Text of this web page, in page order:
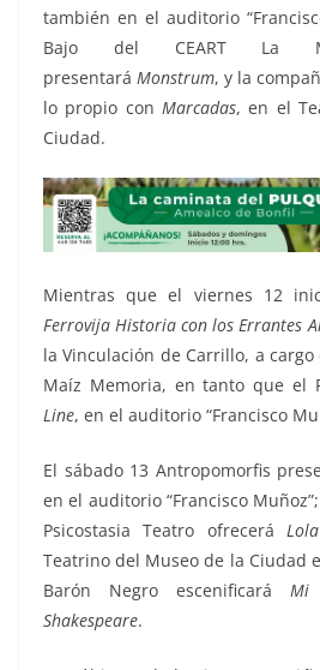
también en el auditorio
Bajo del CEART La
presentará Monstrum, y la
lo propio con Marcadas, en el
Ciudad.
Mientras que el viernes 12
Ferrovija Historia con los Errantes
la Vinculación de Carrillo, a
Maíz Memoria, en tanto que el
Line, en el auditorio “Francisco
El sábado 13 Antropomorfis
en el auditorio “Francisco
Psicostasia Teatro ofrecerá
Teatrino del Museo de la Ciudad
Barón Negro escenificará Mi
Shakespeare.